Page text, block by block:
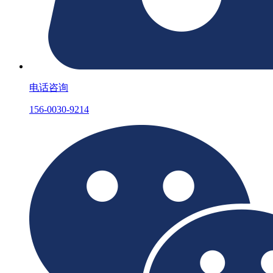
电话咨询
156-0030-9214